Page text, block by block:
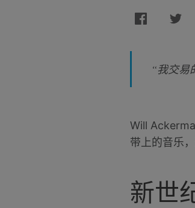
“我交易
Will
带上的音乐
新世